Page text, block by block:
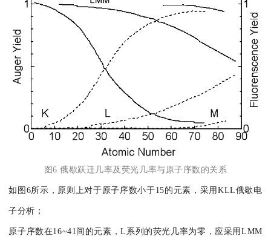
图6 俄歇跃迁几率及荧光几率与原子序数的关系
如图6所示，原则上对于原子序数小于15的元素，采用KLL俄歇电
子分析；
原子序数在16~41间的元素，L系列的荧光几率为零，应采用LMM